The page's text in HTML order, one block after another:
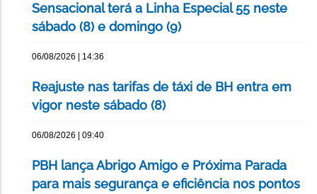
Sensacional terá a Linha Especial 55 neste
sábado (8) e domingo (9)
06/08/2026 | 14:36
Reajuste nas tarifas de táxi de BH entra em
vigor neste sábado (8)
06/08/2026 | 09:40
PBH lança Abrigo Amigo e Próxima Parada
para mais segurança e eficiência nos pontos